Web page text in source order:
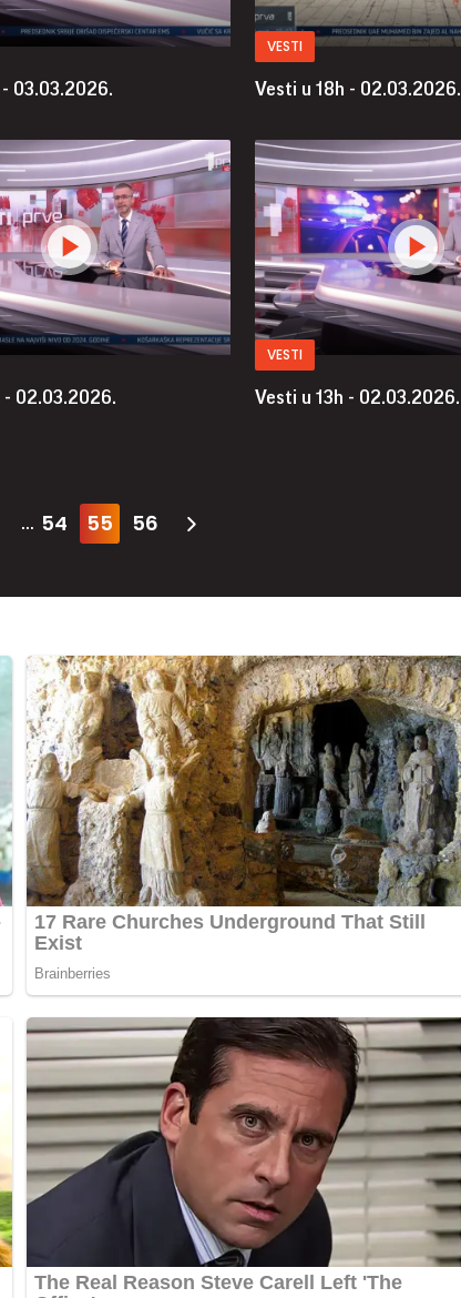
03.03.2026.
VESTI
Vesti u 18h - 02.03.2026.
- 02.03.2026.
VESTI
Vesti u 13h - 02.03.2026.
... 54 55 56